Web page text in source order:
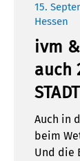
15.
Hessen
ivm
auch
Auch in
beim
Und die